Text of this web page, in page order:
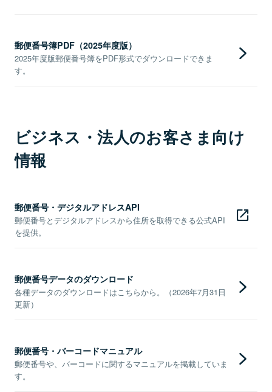
郵便番号簿PDF（2025年度版）
2025年度版郵便番号簿をPDF形式でダウンロードできま
す。
ビジネス・法人のお客さま向け
情報
郵便番号・デジタルアドレスAPI
郵便番号とデジタルアドレスから住所を取得できる公式API
を提供。
郵便番号データのダウンロード
各種データのダウンロードはこちらから。（2026年7月31日
更新）
郵便番号・バーコードマニュアル
郵便番号や、バーコードに関するマニュアルを掲載していま
す。